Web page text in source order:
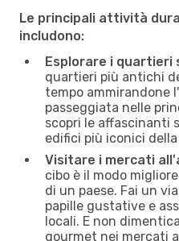
Le principali attività
includono:
Esplorare i quartieri
quartieri più antichi
tempo ammirandone
passeggiata nelle
scopri le affascinanti
edifici più iconici
Visitare i mercati
cibo è il modo
di un paese. Fai un
papille gustative e
locali. E non
gourmet nei mercati